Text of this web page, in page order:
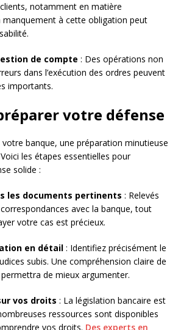
notamment en matière
manquement à cette obligation peut
de compte : Des opérations non
dans l’exécution des ordres peuvent
importants.
votre défense
votre banque, une préparation minutieuse
les étapes essentielles pour
solide :
les documents pertinents : Relevés
avec la banque, tout
votre cas est précieux.
en détail : Identifiez précisément le
subis. Une compréhension claire de
de mieux argumenter.
vos droits : La législation bancaire est
ressources sont disponibles
vos droits. Des experts en